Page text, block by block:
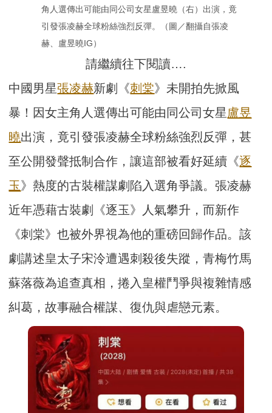
角人選傳出可能由同公司女星盧昱曉（右）出演，竟
引發張凌赫全球粉絲強烈反彈。（圖／翻攝自張凌
赫、盧昱曉IG）
請繼續往下閱讀….
中國男星張凌赫新劇《刺棠》未開拍先掀風
暴！因女主角人選傳出可能由同公司女星盧昱
曉出演，竟引發張凌赫全球粉絲強烈反彈，甚
至公開發聲抵制合作，讓這部被看好延續《逐
玉》熱度的古裝權謀劇陷入選角爭議。張凌赫
近年憑藉古裝劇《逐玉》人氣攀升，而新作
《刺棠》也被外界視為他的重磅回歸作品。該
劇講述皇太子宋泠遭遇刺殺後失蹤，青梅竹馬
蘇落薇為追查真相，捲入皇權鬥爭與複雜情感
糾葛，故事融合權謀、復仇與虐戀元素。